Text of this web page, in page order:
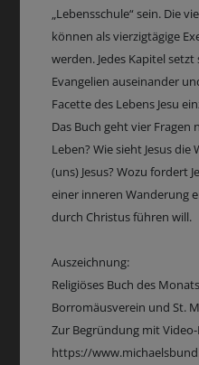
„Lebensschule“ sein. Die
können als vierzigtägige
werden. Jedes Kapitel
Evangelien auseinander
Facette des Lebens Jesu
Das Buch geht vier Fragen
Leben? Wie sieht Jesus die
(uns) Jesus? Wozu fordert
einer inneren Wanderung
durch Christus führen will.
Auszeichnung:
Religiöses Buch des
Borromäusverein und St.
Zur Begründung mit
https://